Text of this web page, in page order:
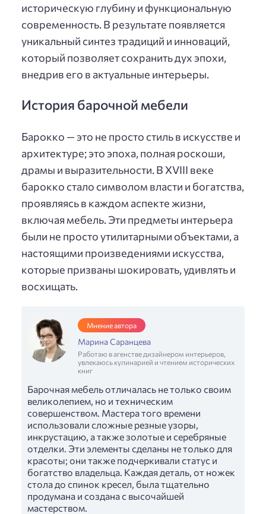
историческую глубину и функциональную
современность. В результате появляется
уникальный синтез традиций и инноваций,
который позволяет сохранить дух эпохи,
внедрив его в актуальные интерьеры.
История барочной мебели
Барокко — это не просто стиль в искусстве и
архитектуре; это эпоха, полная роскоши,
драмы и выразительности. В XVIII веке
барокко стало символом власти и богатства,
проявляясь в каждом аспекте жизни,
включая мебель. Эти предметы интерьера
были не просто утилитарными объектами, а
настоящими произведениями искусства,
которые призваны шокировать, удивлять и
восхищать.
Мнение автора
Марина Саранцева
Работаю в агенстве дизайнером интерьеров,
увлекаюсь кулинарией и чтением исторических
книг
Барочная мебель отличалась не только своим
великолепием, но и техническим
совершенством. Мастера того времени
использовали сложные резные узоры,
инкрустацию, а также золотые и серебряные
отделки. Эти элементы сделаны не только для
красоты; они также подчеркивали статус и
богатство владельца. Каждая деталь, от ножек
стола до спинок кресел, была тщательно
продумана и создана с высочайшей
мастерством.